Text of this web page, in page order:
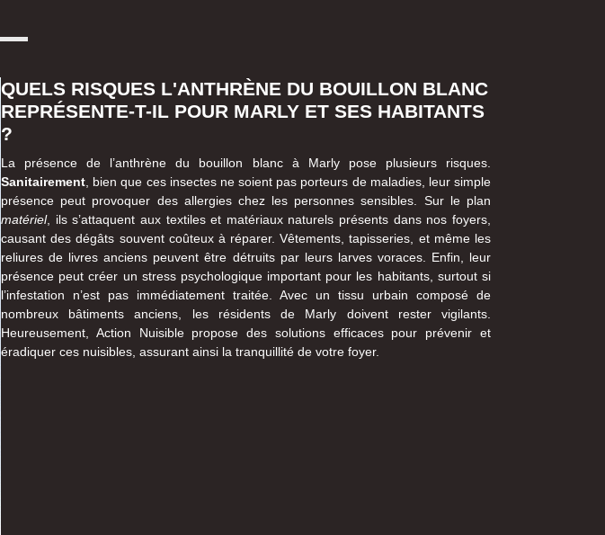
QUELS RISQUES L'ANTHRÈNE DU BOUILLON BLANC
REPRÉSENTE-T-IL POUR MARLY ET SES HABITANTS
?
La présence de l’anthrène du bouillon blanc à Marly pose plusieurs risques.
Sanitairement , bien que ces insectes ne soient pas porteurs de maladies, leur simple
présence peut provoquer des allergies chez les personnes sensibles. Sur le plan
matériel, ils s’attaquent aux textiles et matériaux naturels présents dans nos foyers,
causant des dégâts souvent coûteux à réparer. Vêtements, tapisseries, et même les
reliures de livres anciens peuvent être détruits par leurs larves voraces. Enfin, leur
présence peut créer un stress psychologique important pour les habitants, surtout si
l’infestation n’est pas immédiatement traitée. Avec un tissu urbain composé de
nombreux bâtiments anciens, les résidents de Marly doivent rester vigilants.
Heureusement, Action Nuisible propose des solutions efficaces pour prévenir et
éradiquer ces nuisibles, assurant ainsi la tranquillité de votre foyer.